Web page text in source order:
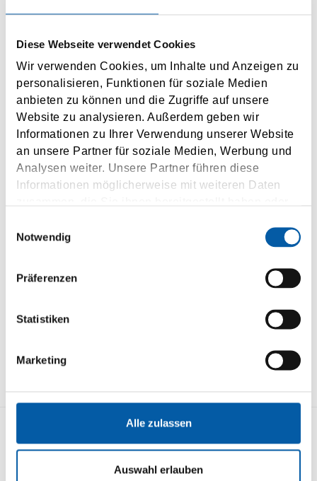
Diese Webseite verwendet Cookies
Wir verwenden Cookies, um Inhalte und Anzeigen zu
personalisieren, Funktionen für soziale Medien
anbieten zu können und die Zugriffe auf unsere
Website zu analysieren. Außerdem geben wir
Informationen zu Ihrer Verwendung unserer Website
an unsere Partner für soziale Medien, Werbung und
Analysen weiter. Unsere Partner führen diese
Informationen möglicherweise mit weiteren Daten
gesammelt haben.
Notwendig
Präferenzen
Statistiken
Marketing
Alle zulassen
Auswahl erlauben
City
Country
Phone
Email address
Sign up to our newsletter and stay informed about
our products and events. Should you change your
I agree to the use of my personal data according to the privacy policy.
KONTAKT
STRECKENÜBERSICHT
DATENSCHUTZ